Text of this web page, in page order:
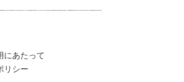
にあたって
リシー